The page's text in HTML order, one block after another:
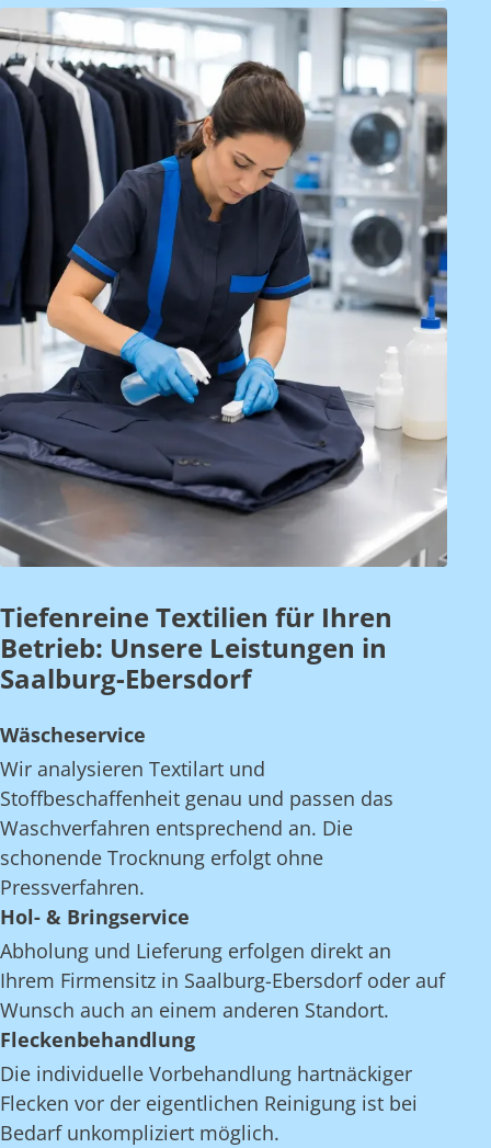
Tiefenreine Textilien für Ihren
Betrieb: Unsere Leistungen in
Saalburg-Ebersdorf
Wäscheservice
Wir analysieren Textilart und
Stoffbeschaffenheit genau und passen das
Waschverfahren entsprechend an. Die
schonende Trocknung erfolgt ohne
Pressverfahren.
Hol- & Bringservice
Abholung und Lieferung erfolgen direkt an
Ihrem Firmensitz in Saalburg-Ebersdorf oder auf
Wunsch auch an einem anderen Standort.
Fleckenbehandlung
Die individuelle Vorbehandlung hartnäckiger
Flecken vor der eigentlichen Reinigung ist bei
Bedarf unkompliziert möglich.